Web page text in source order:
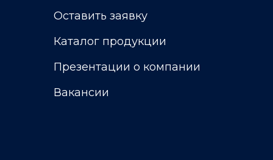
Вакансии
Презентации о компании
Оставить заявку
Каталог продукции